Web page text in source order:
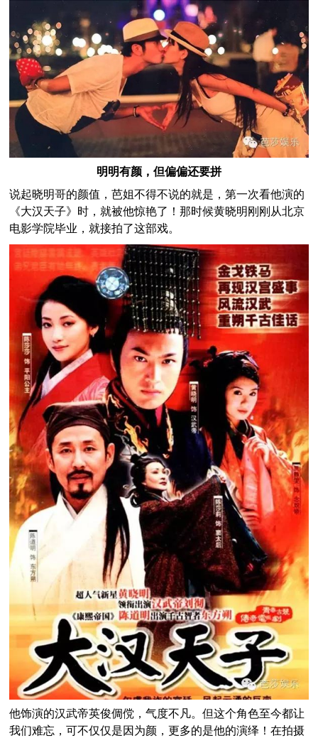
明明有颜，但偏偏还要拼
说起晓明哥的颜值，芭姐不得不说的就是，第一次看他演的
《大汉天子》时，就被他惊艳了！那时候黄晓明刚刚从北京
电影学院毕业，就接拍了这部戏。
他饰演的汉武帝英俊倜傥，气度不凡。但这个角色至今都让
我们难忘，可不仅仅是因为颜，更多的是他的演绎！在拍摄